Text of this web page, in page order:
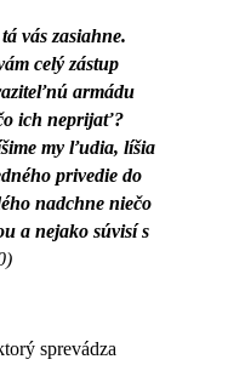
vás zasiahne.
celý zástup
armádu
ich neprijať?
my ľudia, líšia
privedie do
nadchne niečo
a nejako súvisí s
sprevádza